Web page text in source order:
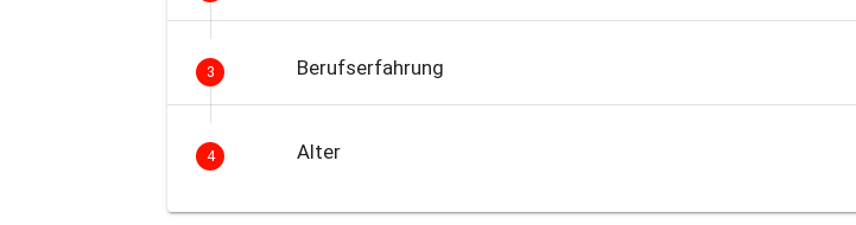
3 Berufserfahrung
4 Alter